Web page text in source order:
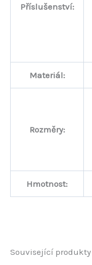
Příslušenství:
Materiál:
Rozměry:
Hmotnost:
Související produkty